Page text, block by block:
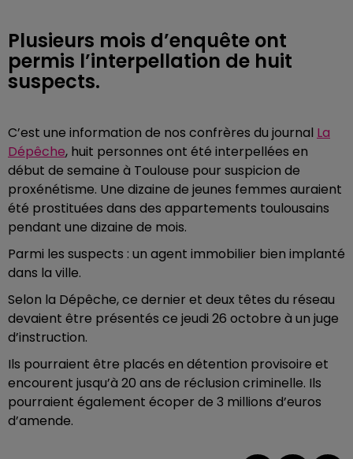
Plusieurs mois d’enquête ont
permis l’interpellation de huit
C’est une information de nos confrères du journal La
Dépêche, huit personnes ont été interpellées en
début de semaine à Toulouse pour suspicion de
proxénétisme. Une dizaine de jeunes femmes auraient
été prostituées dans des appartements toulousains
pendant une dizaine de mois.
Parmi les suspects : un agent immobilier bien implanté
dans la ville.
Selon la Dépêche, ce dernier et deux têtes du réseau
devaient être présentés ce jeudi 26 octobre à un juge
d’instruction.
Ils pourraient être placés en détention provisoire et
encourent jusqu’à 20 ans de réclusion criminelle. Ils
pourraient également écoper de 3 millions d’euros
d’amende.